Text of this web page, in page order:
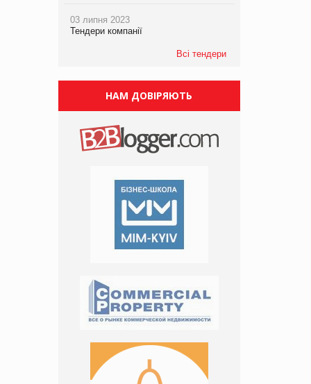
03 липня 2023
Тендери компанії
Всі тендери
НАМ ДОВІРЯЮТЬ